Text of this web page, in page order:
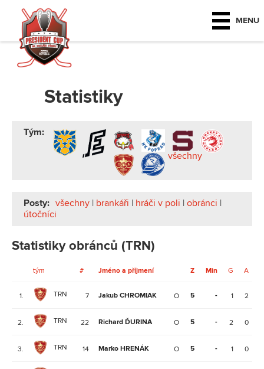
MENU
Statistiky
Tým:
všechny
Posty: všechny | brankáři | hráči v poli | obránci |
útočníci
Statistiky obránců (TRN)
tým # Jméno a příjmení Z Min G A
1. TRN 7 Jakub CHROMIAK O 5 - 1 2
2. TRN 22 Richard ĎURINA O 5 - 2 0
3. TRN 14 Marko HRENÁK O 5 - 1 0